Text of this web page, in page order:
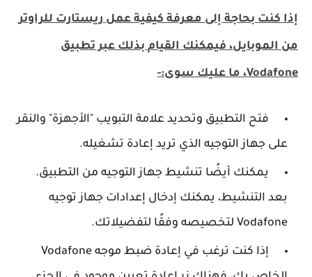
إذا كنت بحاجة إلى معرفة كيفية عمل ريستارت للراوتر
من الموبايل، فيمكنك القيام بذلك عبر تطبيق
Vodafone، ما عليك سوى:-
فتح التطبيق وتحديد علامة التبويب "الأجهزة" والنقر
على جهاز التوجيه الذي تريد إعادة تشغيله.
يمكنك أيضًا تنشيط جهاز التوجيه من التطبيق.
بعد التنشيط، يمكنك إدخال إعدادات جهاز توجيه
Vodafone لتخصيصه وفقًا لتفضيلاتك.
إذا كنت ترغب في إعادة ضبط موجه Vodafone